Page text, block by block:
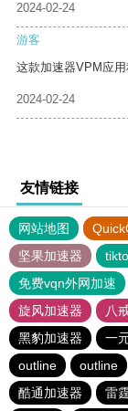
2024-02-24
游客
这款加速器VPM应用
2024-02-24
友情链接
网站地图
坚果加速器
免费vqn外网加速
旋风加速器
八
黑豹加速器
一
outline
outline
酷通加速器
雷